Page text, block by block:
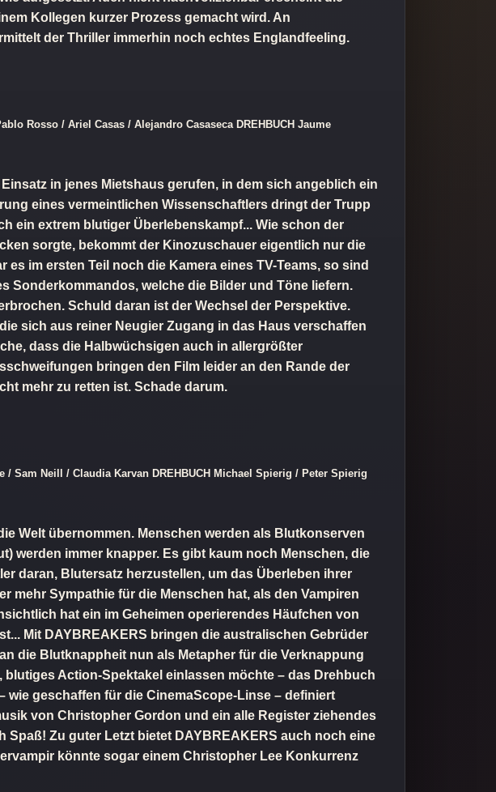
Kollegen kurzer Prozess gemacht wird. An
der Thriller immerhin noch echtes Englandfeeling.
Rosso / Ariel Casas / Alejandro Casaseca DREHBUCH Jaume
in jenes Mietshaus gerufen, in dem sich angeblich ein
eines vermeintlichen Wissenschaftlers dringt der Trupp
ein extrem blutiger Überlebenskampf... Wie schon der
sorgte, bekommt der Kinozuschauer eigentlich nur die
im ersten Teil noch die Kamera eines TV-Teams, so sind
Sonderkommandos, welche die Bilder und Töne liefern.
Schuld daran ist der Wechsel der Perspektive.
sich aus reiner Neugier Zugang in das Haus verschaffen
dass die Halbwüchsigen auch in allergrößter
bringen den Film leider an den Rande der
mehr zu retten ist. Schade darum.
Sam Neill / Claudia Karvan DREHBUCH Michael Spierig / Peter Spierig
Welt übernommen. Menschen werden als Blutkonserven
werden immer knapper. Es gibt kaum noch Menschen, die
daran, Blutersatz herzustellen, um das Überleben ihrer
mehr Sympathie für die Menschen hat, als den Vampiren
hat ein im Geheimen operierendes Häufchen von
Mit DAYBREAKERS bringen die australischen Gebrüder
die Blutknappheit nun als Metapher für die Verknappung
Action-Spektakel einlassen möchte – das Drehbuch
geschaffen für die CinemaScope-Linse – definiert
von Christopher Gordon und ein alle Register ziehendes
Zu guter Letzt bietet DAYBREAKERS auch noch eine
könnte sogar einem Christopher Lee Konkurrenz